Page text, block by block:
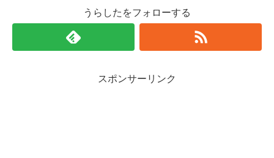
うらしたをフォローする
スポンサーリンク